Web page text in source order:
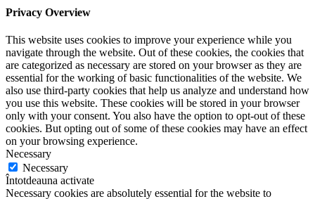
Privacy Overview
This website uses cookies to improve your experience while you
navigate through the website. Out of these cookies, the cookies that
are categorized as necessary are stored on your browser as they are
essential for the working of basic functionalities of the website. We
also use third-party cookies that help us analyze and understand how
you use this website. These cookies will be stored in your browser
only with your consent. You also have the option to opt-out of these
cookies. But opting out of some of these cookies may have an effect
on your browsing experience.
Necessary
Necessary
Întotdeauna activate
Necessary cookies are absolutely essential for the website to